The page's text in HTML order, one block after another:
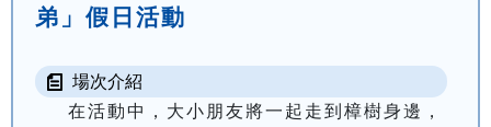
弟」假日活動
場次介紹
在活動中，大小朋友將一起走到樟樹身邊，